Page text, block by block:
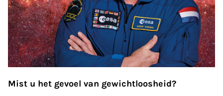
Mist u het gevoel van gewichtloosheid?